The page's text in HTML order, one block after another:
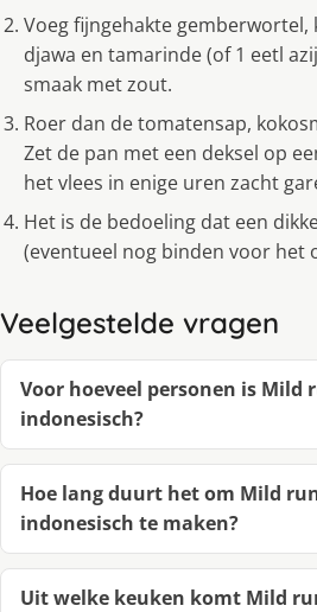
Voeg fijngehakte gemberwortel,
djawa en tamarinde (of 1 eetl
smaak met zout.
Roer dan de tomatensap,
Zet de pan met een deksel op
het vlees in enige uren zacht
Het is de bedoeling dat een
(eventueel nog binden voor het
Veelgestelde vragen
Voor hoeveel personen is Mild
indonesisch?
Hoe lang duurt het om Mild
indonesisch te maken?
Uit welke keuken komt Mild